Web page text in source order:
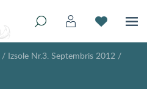
/ Izsole Nr.3. Septembris 2012 /